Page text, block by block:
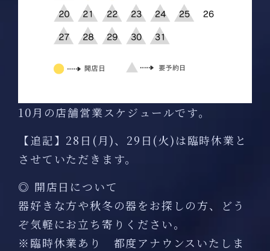
10月の店舗営業スケジュールです。
【追記】28日(月)、29日(火)は臨時休業と
させていただきます。
◎ 開店日について
器好きな方や秋冬の器をお探しの方、どう
ぞ気軽にお立ち寄りください。
※臨時休業あり 都度アナウンスいたしま